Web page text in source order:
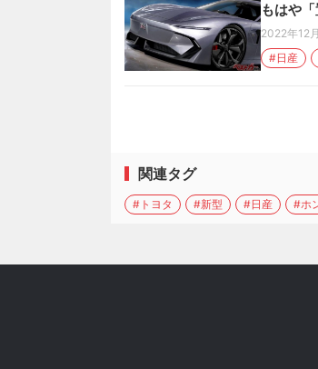
もはや
2022年12
#日産
関連タグ
#トヨタ #新型 #日産 #ホ